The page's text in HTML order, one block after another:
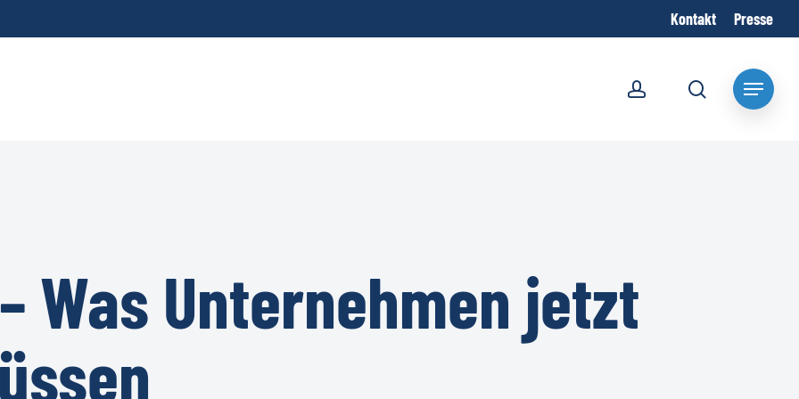
Kontakt Presse
Menu
search
Was Unternehmen jetzt